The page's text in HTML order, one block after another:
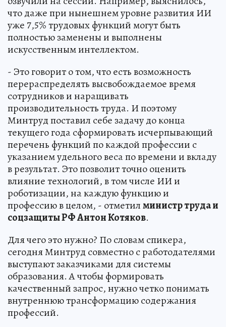
что даже при нынешнем уровне развития ИИ
уже 7,5% трудовых функций могут быть
полностью заменены и выполнены
искусственным интеллектом.
- Это говорит о том, что есть возможность
перераспределять высвобождаемое время
сотрудников и наращивать
производительность труда. И поэтому
Минтруд поставил себе задачу до конца
текущего года сформировать исчерпывающий
перечень функций по каждой профессии с
указанием удельного веса по времени и вкладу
в результат. Это позволит точно оценить
влияние технологий, в том числе ИИ и
роботизации, на каждую функцию и
профессию в целом, - отметилминистр труда и
соцзащиты РФ Антон Котяков.
Для чего это нужно? По словам спикера,
сегодня Минтруд совместно с работодателями
выступают заказчиками для системы
образования. А чтобы формировать
качественный запрос, нужно четко понимать
внутреннюю трансформацию содержания
профессий.